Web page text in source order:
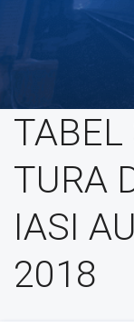
TABEL
TURA
IASI
2018